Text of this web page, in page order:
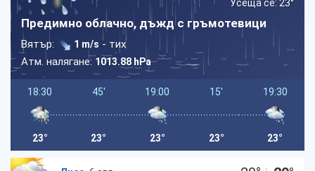
Усеща се: 23°
Предимно облачно, дъжд с гръмотевици
Вятър: 1 m/s - тих
Атм. налягане: 1013.88 hPa
18:30
23°
45'
23°
19:00
23°
15'
23°
19:30
23°